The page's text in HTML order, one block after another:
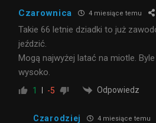
Czarownica 4 miesiące temu
Takie 66 letnie dziadki to już
jeździć.
Mogą najwyżej latać na miotle.
wysoko.
1 -5 Odpowiedz
Czarodziej 4 miesiące temu